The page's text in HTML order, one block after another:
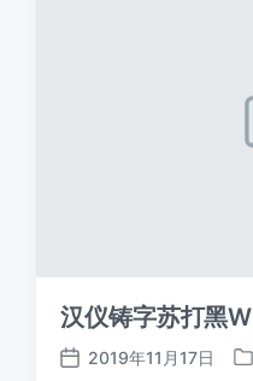
汉仪铸字苏打黑W
发
2019年11月17日
发